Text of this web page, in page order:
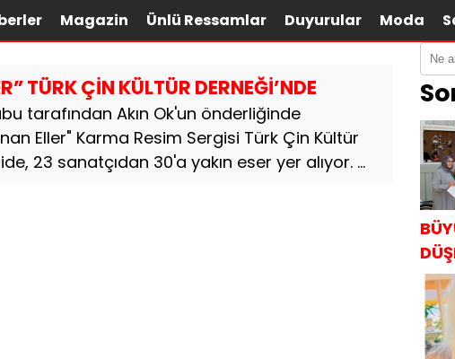
Magazin Ünlü Ressamlar Duyurular Moda
TÜRK ÇİN KÜLTÜR DERNEĞİ’NDE
tarafından Akın Ok'un önderliğinde
Eller" Karma Resim Sergisi Türk Çin Kültür
23 sanatçıdan 30'a yakın eser yer alıyor. ...